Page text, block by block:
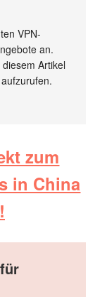
VPN-
an.
Artikel
zum
in China